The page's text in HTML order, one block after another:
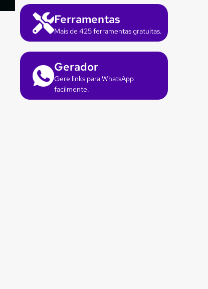
Ferramentas
Mais de 425 ferramentas gratuitas.
Gerador
Gere links para WhatsApp
facilmente.